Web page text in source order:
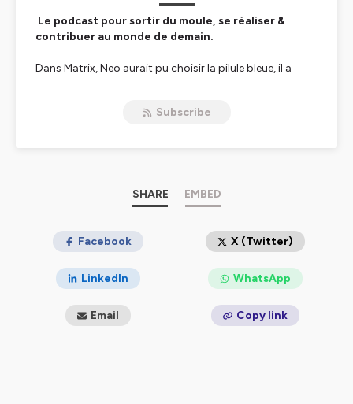
Le podcast pour sortir du moule, se réaliser &
contribuer au monde de demain.
Dans Matrix, Neo aurait pu choisir la pilule bleue, il a
notre modèle actuel qui nous mènent droit dans le mur.
Bref, rien ne se perd, tout se transforme !
certifiée. Avec la Révolution des Hamsters, j'aide les
reprendre le pouvoir sur leur temps pour retrouver joie
et sérénité ! Intriguée ? Inscris-toi à ma newsletter 👉
Subscribe
SHARE EMBED
Facebook X (Twitter)
LinkedIn WhatsApp
Email Copy link